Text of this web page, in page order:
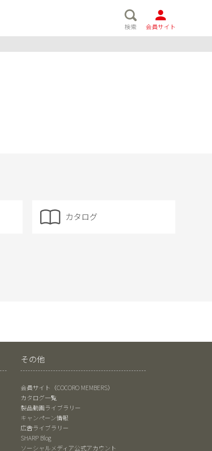
検索
会員サイト
カタログ
その他
会員サイト（COCORO MEMBERS）
カタログ一覧
製品動画ライブラリー
キャンペーン情報
広告ライブラリー
SHARP Blog
ソーシャルメディア公式アカウント